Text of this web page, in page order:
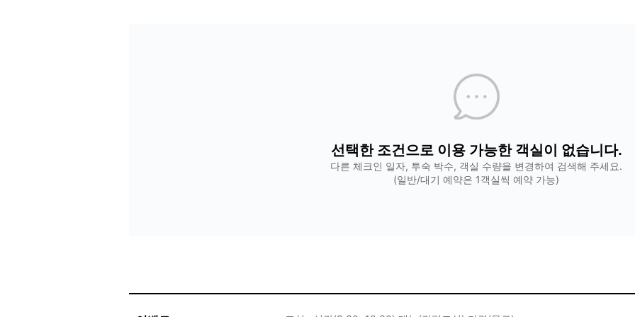
선택한 조건으로 이용 가능한 객실이 없습니다.
다른 체크인 일자, 투숙 박수, 객실 수량을 변경하여 검색해 주세요.
(일반/대기 예약은 1객실씩 예약 가능)